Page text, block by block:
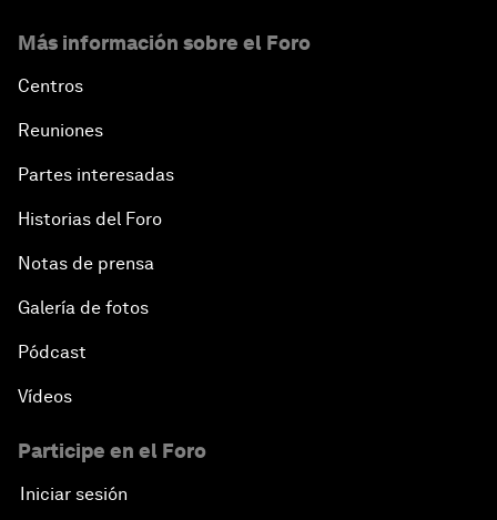
Más información sobre el Foro
Centros
Reuniones
Partes interesadas
Historias del Foro
Notas de prensa
Galería de fotos
Pódcast
Vídeos
Participe en el Foro
Iniciar sesión